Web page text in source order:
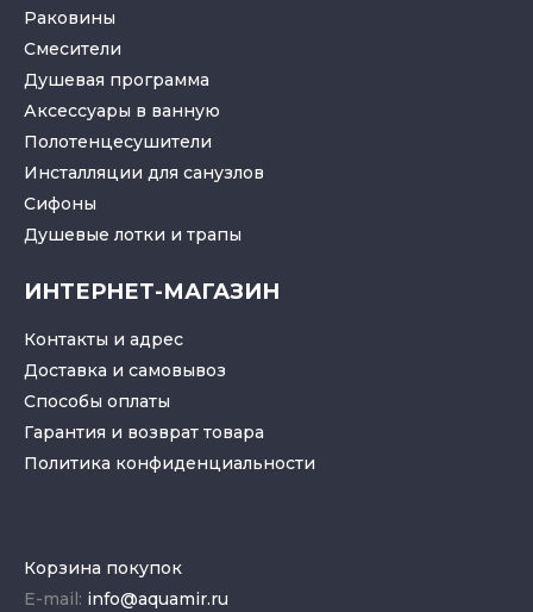
Раковины
Смесители
Душевая программа
Аксессуары в ванную
Полотенцесушители
Инсталляции для санузлов
Cифоны
Душевые лотки и трапы
ИНТЕРНЕТ-МАГАЗИН
Контакты и адрес
Доставка и самовывоз
Способы оплаты
Гарантия и возврат товара
Политика конфиденциальности
Корзина покупок
E-mail: info@aquamir.ru